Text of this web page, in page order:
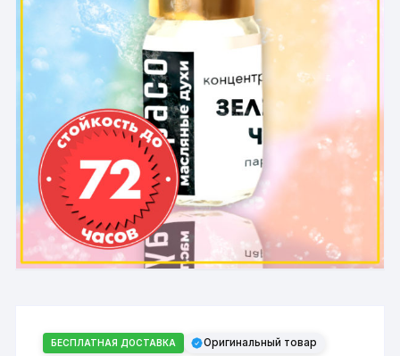
БЕСПЛАТНАЯ ДОСТАВКА Оригинальный товар